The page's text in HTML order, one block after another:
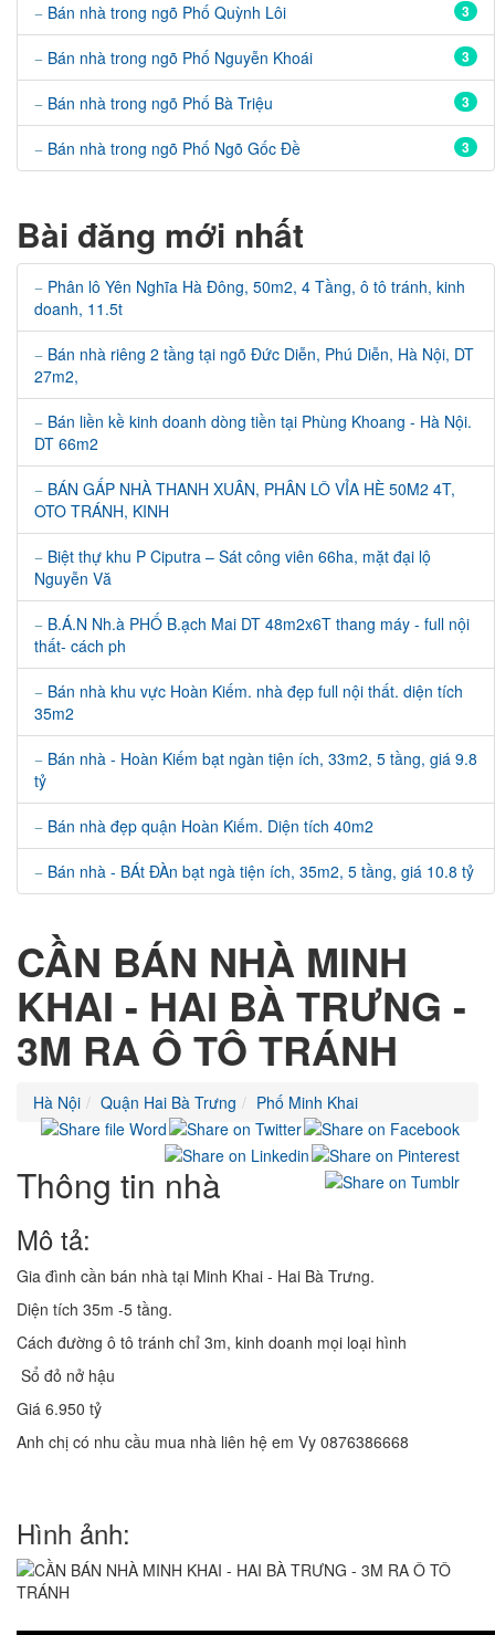
3
Bán nhà trong ngõ Phố Quỳnh Lôi
3
Bán nhà trong ngõ Phố Nguyễn Khoái
3
Bán nhà trong ngõ Phố Bà Triệu
3
Bán nhà trong ngõ Phố Ngõ Gốc Đề
Bài đăng mới nhất
Phân lô Yên Nghĩa Hà Đông, 50m2, 4 Tầng, ô tô tránh, kinh
doanh, 11.5t
Bán nhà riêng 2 tầng tại ngõ Đức Diễn, Phú Diễn, Hà Nội, DT
27m2,
Bán liền kề kinh doanh dòng tiền tại Phùng Khoang - Hà Nội.
DT 66m2
BÁN GẤP NHÀ THANH XUÂN, PHÂN LÔ VỈA HÈ 50M2 4T,
OTO TRÁNH, KINH
Biệt thự khu P Ciputra – Sát công viên 66ha, mặt đại lộ
Nguyễn Vă
B.Á.N Nh.à PHỐ B.ạch Mai DT 48m2x6T thang máy - full nội
thất- cách ph
Bán nhà khu vực Hoàn Kiếm. nhà đẹp full nội thất. diện tích
35m2
Bán nhà - Hoàn Kiếm bạt ngàn tiện ích, 33m2, 5 tầng, giá 9.8
tỷ
Bán nhà đẹp quận Hoàn Kiếm. Diện tích 40m2
Bán nhà - BÁt ĐÀn bạt ngà tiện ích, 35m2, 5 tầng, giá 10.8 tỷ
CẦN BÁN NHÀ MINH
KHAI - HAI BÀ TRƯNG -
3M RA Ô TÔ TRÁNH
Hà Nội Quận Hai Bà Trưng Phố Minh Khai
Thông tin nhà
Mô tả:
Gia đình cần bán nhà tại Minh Khai - Hai Bà Trưng.
Diện tích 35m -5 tầng.
Cách đường ô tô tránh chỉ 3m, kinh doanh mọi loại hình
Sổ đỏ nở hậu
Giá 6.950 tỷ
Anh chị có nhu cầu mua nhà liên hệ em Vy 0876386668
Hình ảnh: